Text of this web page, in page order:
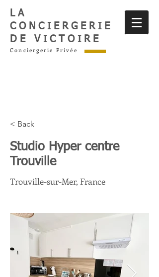
LA
CONCIERGERIE
DE VICTOIRE
Conciergerie Privée
< Back
Studio Hyper centre
Trouville
Trouville-sur-Mer, France